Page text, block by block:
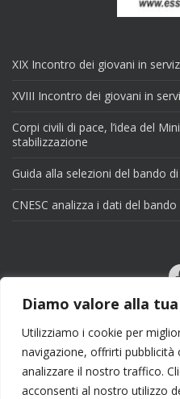
Diamo valore alla
Utilizziamo i cookie per
navigazione, offrirti
analizzare il nostro traffico.
acconsenti al nostro utilizzo
XIX Incontro dei giovani in
XVIII Incontro dei giovani in
Corpi civili di pace, l’idea del
stabilizzazione
Guida alla selezioni del bando
CNESC analizza i dati del